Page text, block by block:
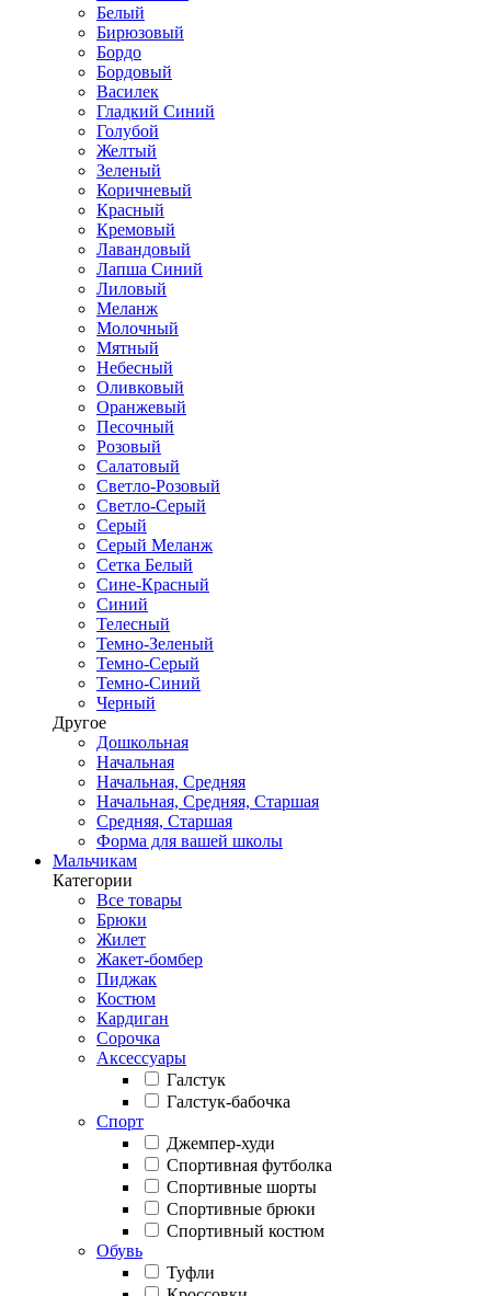
Белый
Бирюзовый
Бордо
Бордовый
Василек
Гладкий Синий
Голубой
Желтый
Зеленый
Коричневый
Красный
Кремовый
Лавандовый
Лапша Синий
Лиловый
Меланж
Молочный
Мятный
Небесный
Оливковый
Оранжевый
Песочный
Розовый
Салатовый
Светло-Розовый
Светло-Серый
Серый
Серый Меланж
Сетка Белый
Сине-Красный
Синий
Телесный
Темно-Зеленый
Темно-Серый
Темно-Синий
Черный
Другое
Дошкольная
Начальная
Начальная, Средняя
Начальная, Средняя, Старшая
Средняя, Старшая
Форма для вашей школы
Мальчикам
Категории
Все товары
Брюки
Жилет
Жакет-бомбер
Пиджак
Костюм
Кардиган
Сорочка
Аксессуары
Галстук
Галстук-бабочка
Спорт
Джемпер-худи
Спортивная футболка
Спортивные шорты
Спортивные брюки
Спортивный костюм
Обувь
Туфли